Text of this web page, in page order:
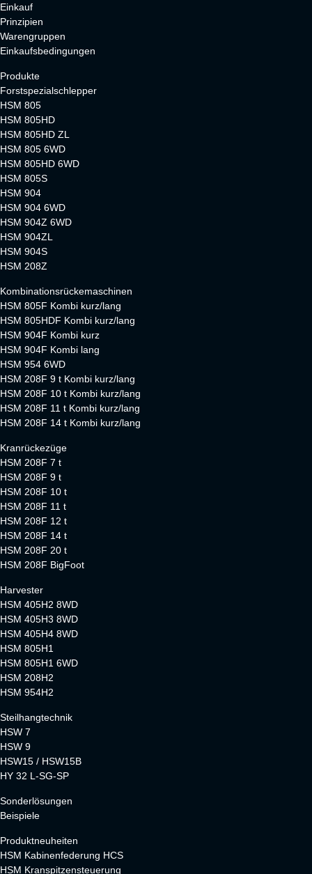
Einkauf
Prinzipien
Warengruppen
Einkaufsbedingungen
Produkte
Forstspezialschlepper
HSM 805
HSM 805HD
HSM 805HD ZL
HSM 805 6WD
HSM 805HD 6WD
HSM 805S
HSM 904
HSM 904 6WD
HSM 904Z 6WD
HSM 904ZL
HSM 904S
HSM 208Z
Kombinationsrückemaschinen
HSM 805F Kombi kurz/lang
HSM 805HDF Kombi kurz/lang
HSM 904F Kombi kurz
HSM 904F Kombi lang
HSM 954 6WD
HSM 208F 9 t Kombi kurz/lang
HSM 208F 10 t Kombi kurz/lang
HSM 208F 11 t Kombi kurz/lang
HSM 208F 14 t Kombi kurz/lang
Kranrückezüge
HSM 208F 7 t
HSM 208F 9 t
HSM 208F 10 t
HSM 208F 11 t
HSM 208F 12 t
HSM 208F 14 t
HSM 208F 20 t
HSM 208F BigFoot
Harvester
HSM 405H2 8WD
HSM 405H3 8WD
HSM 405H4 8WD
HSM 805H1
HSM 805H1 6WD
HSM 208H2
HSM 954H2
Steilhangtechnik
HSW 7
HSW 9
HSW15 / HSW15B
HY 32 L-SG-SP
Sonderlösungen
Beispiele
Produktneuheiten
HSM Kabinenfederung HCS
HSM Kranspitzensteuerung